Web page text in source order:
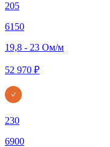
205
6150
19,8 - 23 Ом/м
52 970 ₽
230
6900